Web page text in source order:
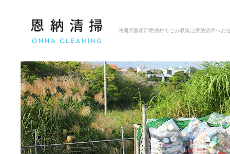
沖縄県国頭郡恩納村でごみ収集は恩納清掃へお